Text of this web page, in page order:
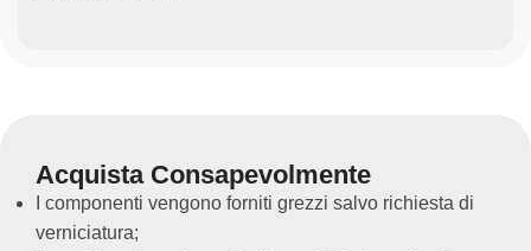
Acquista Consapevolmente
I componenti vengono forniti grezzi salvo richiesta di
verniciatura;